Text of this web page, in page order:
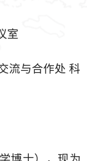
室
流与合作处 科